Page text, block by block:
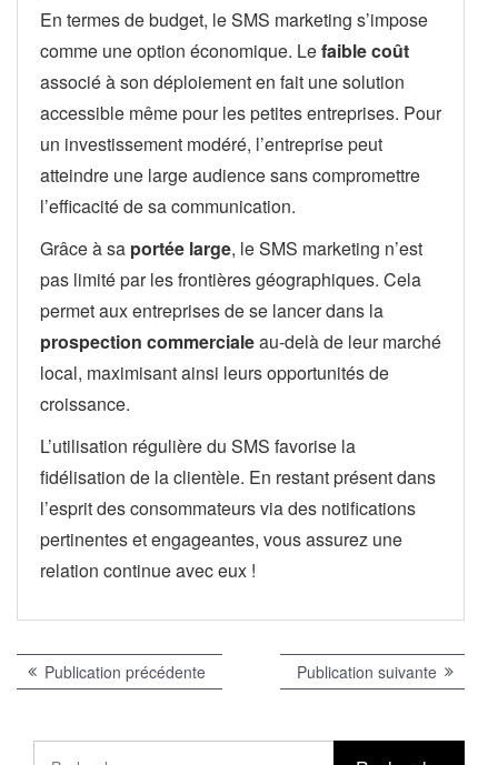
En termes de budget, le SMS marketing s’impose
comme une option économique. Lefaible coût
associé à son déploiement en fait une solution
accessible même pour les petites entreprises. Pour
un investissement modéré, l’entreprise peut
atteindre une large audience sans compromettre
l’efficacité de sa communication.
Grâce à sa portée large, le SMS marketing n’est
pas limité par les frontières géographiques. Cela
permet aux entreprises de se lancer dans la
prospection commercialeau-delà de leur marché
local, maximisant ainsi leurs opportunités de
croissance.
L’utilisation régulière du SMS favorise la
fidélisation de la clientèle. En restant présent dans
l’esprit des consommateurs via des notifications
pertinentes et engageantes, vous assurez une
relation continue avec eux !
Navigation
l’article
Publication précédentePublication
précédente :
Publication suivante